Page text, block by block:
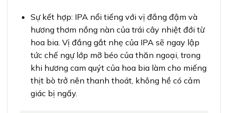
Sự kết hợp: IPA nổi tiếng với vị đắng đậm và
hương thơm nồng nàn của trái cây nhiệt đới từ
hoa bia. Vị đắng gắt nhẹ của IPA sẽ ngay lập
tức chế ngự lớp mỡ béo của thăn ngoại, trong
khi hương cam quýt của hoa bia làm cho miếng
thịt bò trở nên thanh thoát, không hề có cảm
giác bị ngấy.